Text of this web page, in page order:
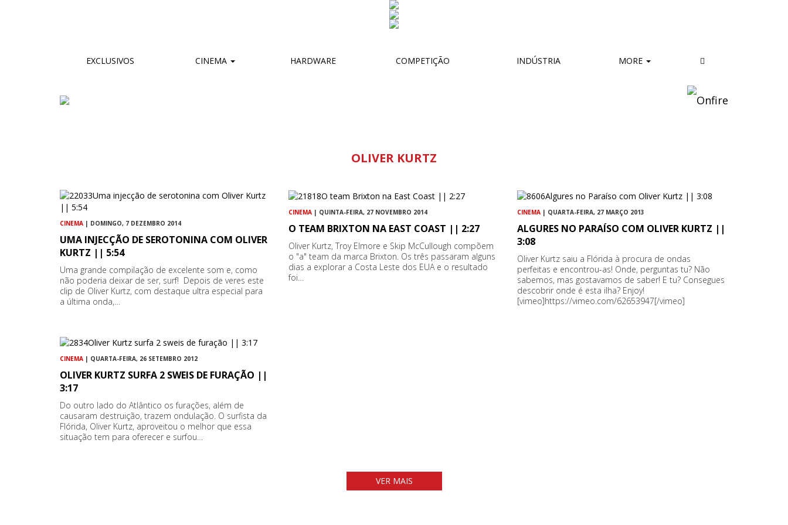
EXCLUSIVOS CINEMA HARDWARE COMPETIÇÃO INDÚSTRIA MORE
OLIVER KURTZ
CINEMA | DOMINGO, 7 DEZEMBRO 2014
UMA INJECÇÃO DE SEROTONINA COM OLIVER
KURTZ || 5:54
Uma grande compilação de excelente som e, como
não poderia deixar de ser, surf! Depois de veres este
clip de Oliver Kurtz, com destaque ultra especial para
a última onda,…
CINEMA | QUINTA-FEIRA, 27 NOVEMBRO 2014
O TEAM BRIXTON NA EAST COAST || 2:27
Oliver Kurtz, Troy Elmore e Skip McCullough compõem
o "a" team da marca Brixton. Os três passaram alguns
dias a explorar a Costa Leste dos EUA e o resultado
foi…
CINEMA | QUARTA-FEIRA, 27 MARÇO 2013
ALGURES NO PARAÍSO COM OLIVER KURTZ ||
3:08
Oliver Kurtz saiu a Flórida à procura de ondas
perfeitas e encontrou-as! Onde, perguntas tu? Não
sabemos, mas gostavamos de saber! E tu? Consegues
descobrir onde é esta ilha? Enjoy!
[vimeo]https://vimeo.com/62653947[/vimeo]
CINEMA | QUARTA-FEIRA, 26 SETEMBRO 2012
OLIVER KURTZ SURFA 2 SWEIS DE FURAÇÃO ||
3:17
Do outro lado do Atlântico os furações, além de
causaram destruição, trazem ondulação. O surfista da
Flórida, Oliver Kurtz, aproveitou o melhor que essa
situação tem para oferecer e surfou…
VER MAIS